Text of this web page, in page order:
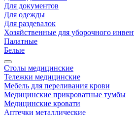
Для документов
Для одежды
Для раздевалок
Хозяйственные для уборочного
Палатные
Белые
Столы медицинские
Тележки медицинские
Мебель для переливания крови
Медицинские прикроватные тумбы
Медицинские кровати
Аптечки металлические